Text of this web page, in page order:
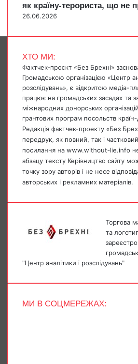
як країну-терориста, що не
26.06.2026
ХТО МИ:
Фактчек-проєкт «Без Брехні»
Громадською організацією «Центр
розслідувань», є відкритою медіа-
працює на громадських засадах та
міжнародних донорських
грантових програм посольств країн-
Редакція фактчек-проекту «Без
передрук, як повний, так і
посилання на www.without-lie.info
абзацу тексту Керівництво сайту
точку зору авторів і не несе
авторських і рекламних матеріалів.
Торгова
та
"Центр аналітики і розслідувань"
МИ В СОЦМЕРЕЖАХ: